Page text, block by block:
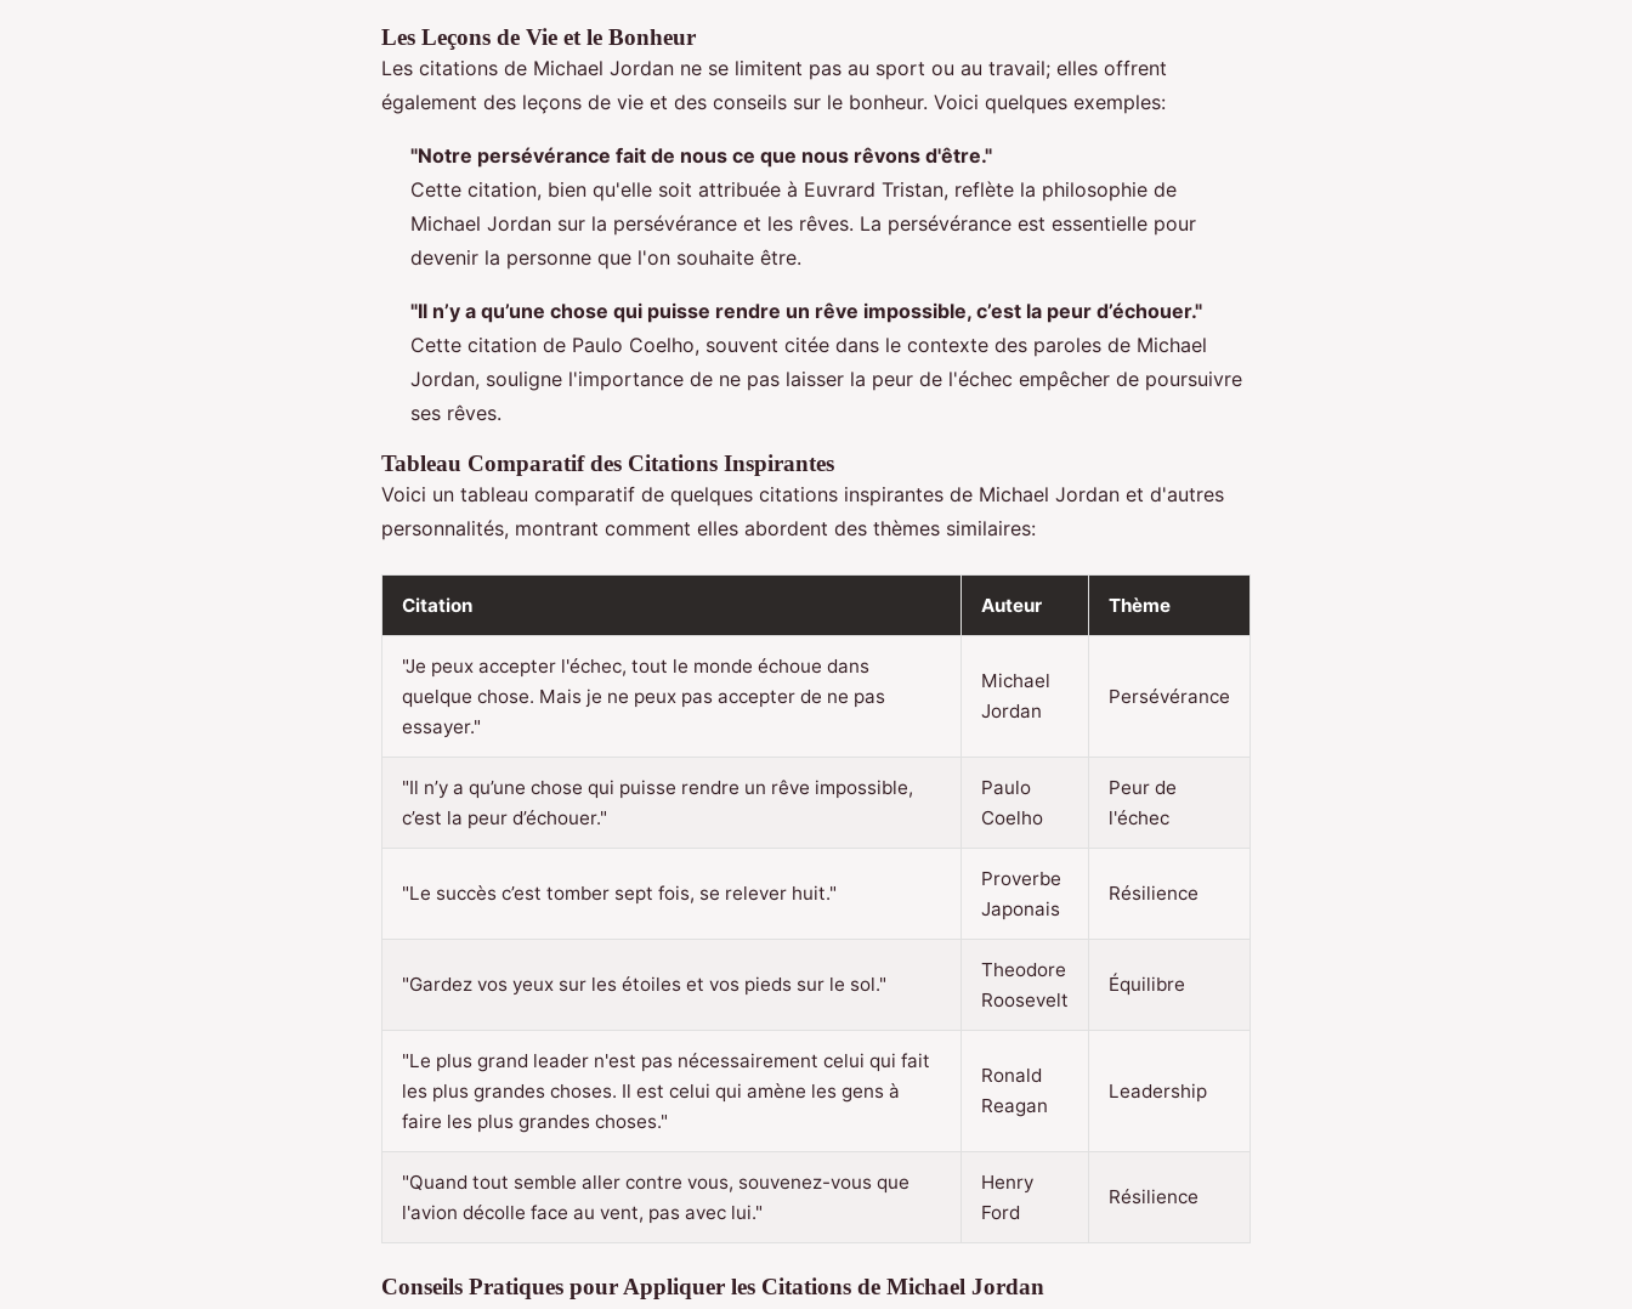
Les Leçons de Vie et le Bonheur
Les citations de Michael Jordan ne se limitent pas au sport ou au travail; elles offrent
également des leçons de vie et des conseils sur le bonheur. Voici quelques exemples:
"Notre persévérance fait de nous ce que nous rêvons d'être."
Cette citation, bien qu'elle soit attribuée à Euvrard Tristan, reflète la philosophie de
Michael Jordan sur la persévérance et les rêves. La persévérance est essentielle pour
devenir la personne que l'on souhaite être.
"Il n’y a qu’une chose qui puisse rendre un rêve impossible, c’est la peur d’échouer."
Cette citation de Paulo Coelho, souvent citée dans le contexte des paroles de Michael
Jordan, souligne l'importance de ne pas laisser la peur de l'échec empêcher de poursuivre
ses rêves.
Tableau Comparatif des Citations Inspirantes
Voici un tableau comparatif de quelques citations inspirantes de Michael Jordan et d'autres
personnalités, montrant comment elles abordent des thèmes similaires:
Citation Auteur Thème
"Je peux accepter l'échec, tout le monde échoue dans
quelque chose. Mais je ne peux pas accepter de ne pas
essayer."
Michael
Jordan
Persévérance
"Il n’y a qu’une chose qui puisse rendre un rêve impossible,
c’est la peur d’échouer."
Paulo
Coelho
Peur de
l'échec
"Le succès c’est tomber sept fois, se relever huit."
Proverbe
Japonais
Résilience
"Gardez vos yeux sur les étoiles et vos pieds sur le sol."
Theodore
Roosevelt
Équilibre
"Le plus grand leader n'est pas nécessairement celui qui fait
les plus grandes choses. Il est celui qui amène les gens à
faire les plus grandes choses."
Ronald
Reagan
Leadership
"Quand tout semble aller contre vous, souvenez-vous que
l'avion décolle face au vent, pas avec lui."
Henry
Ford
Résilience
Conseils Pratiques pour Appliquer les Citations de Michael Jordan